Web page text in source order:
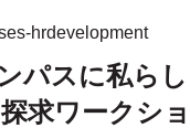
hrdevelopment
ンパスに私ら
求ワークシ